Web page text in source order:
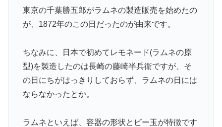
東京の千葉勝五郎がラムネの製造販売を始めたの
が、1872年のこの日だったのが由来です。
ちなみに、日本で初めてレモネード(ラムネの原
型)を製造したのは長崎の藤崎半兵衛ですが、そ
の日にちがはっきりしておらず、ラムネの日には
ならなかったとか。
ラムネといえば、容器の形状とビー玉が特徴です